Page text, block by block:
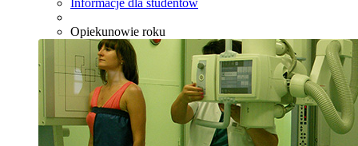
Informacje dla studentów
Opiekunowie roku